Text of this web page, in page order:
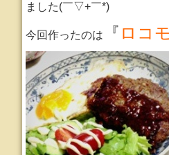
ました(￣▽+￣*)
今回作ったのは 『 ロコ